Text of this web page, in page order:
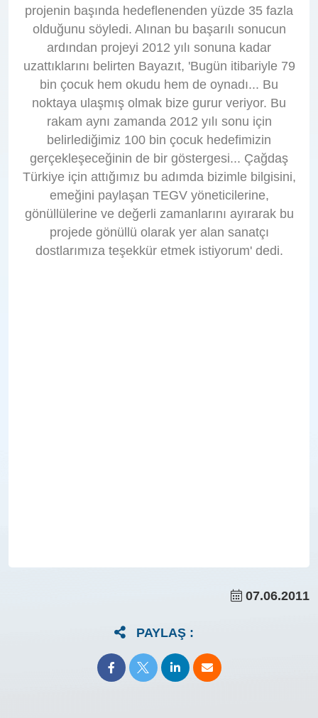
projenin başında hedeflenenden yüzde 35 fazla
olduğunu söyledi. Alınan bu başarılı sonucun
ardından projeyi 2012 yılı sonuna kadar
uzattıklarını belirten Bayazıt, 'Bugün itibariyle 79
bin çocuk hem okudu hem de oynadı... Bu
noktaya ulaşmış olmak bize gurur veriyor. Bu
rakam aynı zamanda 2012 yılı sonu için
belirlediğimiz 100 bin çocuk hedefimizin
gerçekleşeceğinin de bir göstergesi... Çağdaş
Türkiye için attığımız bu adımda bizimle bilgisini,
emeğini paylaşan TEGV yöneticilerine,
gönüllülerine ve değerli zamanlarını ayırarak bu
projede gönüllü olarak yer alan sanatçı
dostlarımıza teşekkür etmek istiyorum' dedi.
07.06.2011
PAYLAŞ :